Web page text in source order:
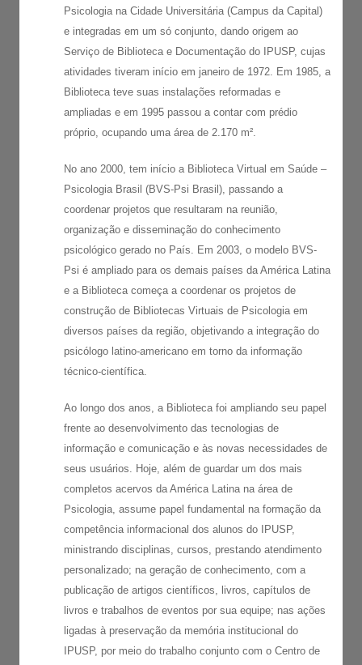
Psicologia na Cidade Universitária (Campus da Capital)
e integradas em um só conjunto, dando origem ao
Serviço de Biblioteca e Documentação do IPUSP, cujas
atividades tiveram início em janeiro de 1972. Em 1985, a
Biblioteca teve suas instalações reformadas e
ampliadas e em 1995 passou a contar com prédio
próprio, ocupando uma área de 2.170 m².
No ano 2000, tem início a Biblioteca Virtual em Saúde –
Psicologia Brasil (BVS-Psi Brasil), passando a
coordenar projetos que resultaram na reunião,
organização e disseminação do conhecimento
psicológico gerado no País. Em 2003, o modelo BVS-
Psi é ampliado para os demais países da América Latina
e a Biblioteca começa a coordenar os projetos de
construção de Bibliotecas Virtuais de Psicologia em
diversos países da região, objetivando a integração do
psicólogo latino-americano em torno da informação
técnico-científica.
Ao longo dos anos, a Biblioteca foi ampliando seu papel
frente ao desenvolvimento das tecnologias de
informação e comunicação e às novas necessidades de
seus usuários. Hoje, além de guardar um dos mais
completos acervos da América Latina na área de
Psicologia, assume papel fundamental na formação da
competência informacional dos alunos do IPUSP,
ministrando disciplinas, cursos, prestando atendimento
personalizado; na geração de conhecimento, com a
publicação de artigos científicos, livros, capítulos de
livros e trabalhos de eventos por sua equipe; nas ações
ligadas à preservação da memória institucional do
IPUSP, por meio do trabalho conjunto com o Centro de